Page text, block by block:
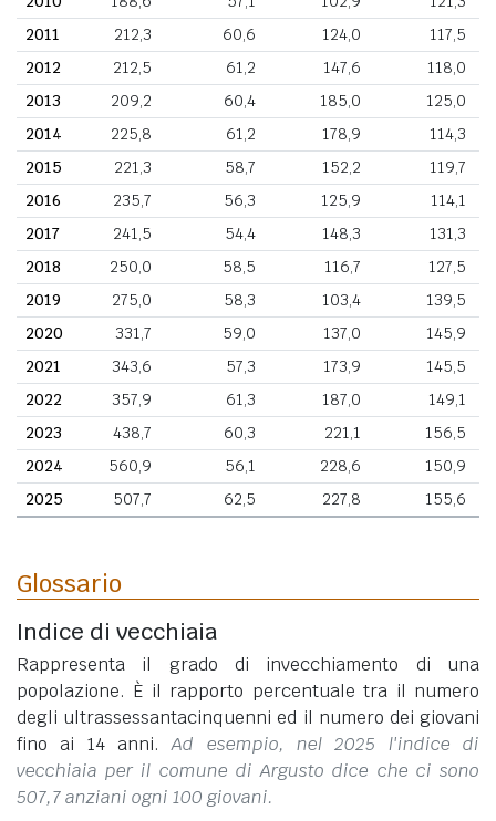
2011
212,3 60,6 124,0
117,5
2012
212,5 61,2 147,6
118,0
2013
209,2 60,4 185,0
125,0
2014
225,8 61,2 178,9
114,3
2015
221,3 58,7 152,2
119,7
2016
235,7 56,3 125,9
114,1
2017
241,5 54,4 148,3
131,3
2018
250,0 58,5 116,7
127,5
2019
275,0 58,3 103,4
139,5
2020
331,7 59,0 137,0
145,9
2021
343,6 57,3 173,9
145,5
2022
357,9 61,3 187,0
149,1
2023
438,7 60,3 221,1
156,5
2024
560,9 56,1 228,6
150,9
2025
507,7 62,5 227,8 155,6
Glossario
Indice di vecchiaia
Rappresenta il grado di invecchiamento di una
popolazione. È il rapporto percentuale tra il numero
degli ultrassessantacinquenni ed il numero dei giovani
fino ai 14 anni.Ad esempio, nel 2025 l'indice di
vecchiaia per il comune di Argusto dice che ci sono
507,7 anziani ogni 100 giovani.